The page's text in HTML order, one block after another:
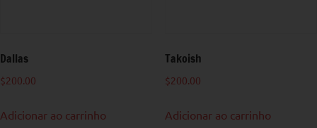
Dallas
$200.00
Adicionar ao carrinho
Takoish
$200.00
Adicionar ao carrinho